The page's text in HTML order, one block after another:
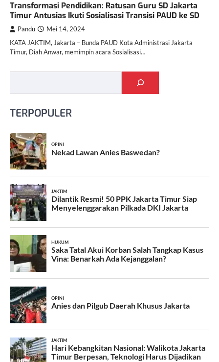
Transformasi Pendidikan: Ratusan Guru SD Jakarta
Timur Antusias Ikuti Sosialisasi Transisi PAUD ke SD
Pandu Mei 14, 2024
KATA JAKTIM, Jakarta – Bunda PAUD Kota Administrasi Jakarta
Timur, Diah Anwar, memimpin acara Sosialisasi…
TERPOPULER